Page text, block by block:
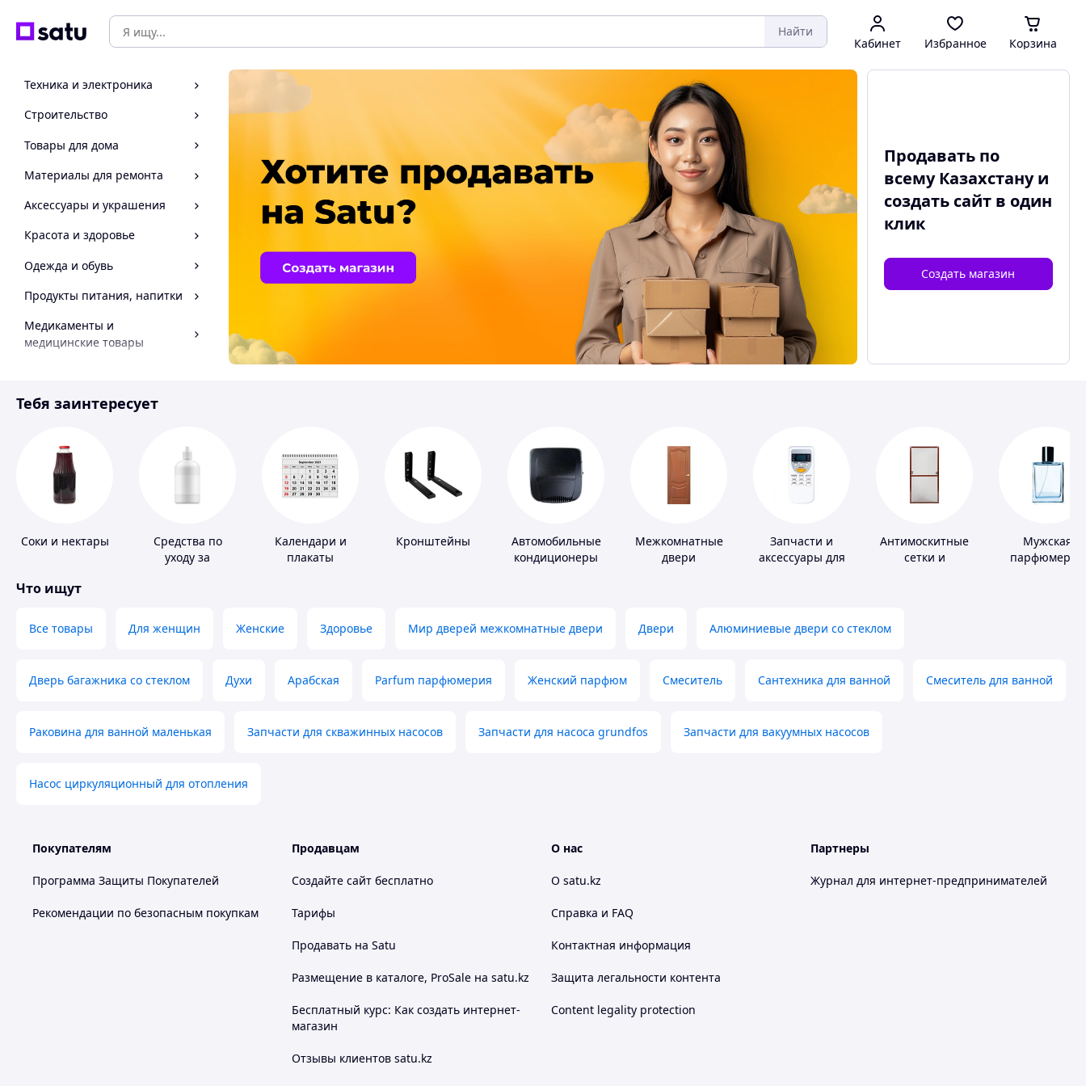
Найти
Кабинет Избранное Корзина
Техника и электроника
Строительство
Товары для дома
Материалы для ремонта
Аксессуары и украшения
Красота и здоровье
Одежда и обувь
Продукты питания, напитки
Медикаменты и
медицинские товары
Инструмент
Продавать по
всему Казахстану и
создать сайтв один
клик
Создать магазин
Тебя заинтересует
Соки и нектары
Средства по
уходу за
Календари и
плакаты
Кронштейны
Автомобильные
кондиционеры
Межкомнатные
двери
Запчасти и
аксессуары для
Антимоскитные
сетки и
Мужская
парфюмерия
Что ищут
Все товары Для женщин Женские Здоровье Мир дверей межкомнатные двери Двери Алюминиевые двери со стеклом
Дверь багажника со стеклом Духи Арабская Parfum парфюмерия Женский парфюм Смеситель Сантехника для ванной Смеситель для ванной
Раковина для ванной маленькая Запчасти для скважинных насосов Запчасти для насоса grundfos Запчасти для вакуумных насосов
Насос циркуляционный для отопления
Покупателям
Программа Защиты Покупателей
Рекомендации по безопасным покупкам
Продавцам
Создайте сайт бесплатно
Тарифы
Продавать на Satu
Размещение в каталоге, ProSale на satu.kz
Бесплатный курс: Как создать интернет-
магазин
Отзывы клиентов satu.kz
О нас
О satu.kz
Справка и FAQ
Контактная информация
Защита легальности контента
Content legality protection
Партнеры
Журнал для интернет-предпринимателей